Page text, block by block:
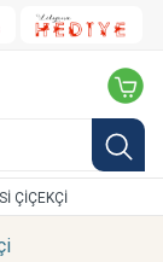
ÇIÇEKÇI